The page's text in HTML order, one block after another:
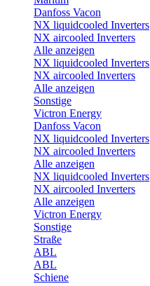
Danfoss Vacon
NX liquidcooled Inverters
NX aircooled Inverters
Alle anzeigen
NX liquidcooled Inverters
NX aircooled Inverters
Alle anzeigen
Sonstige
Victron Energy
Danfoss Vacon
NX liquidcooled Inverters
NX aircooled Inverters
Alle anzeigen
NX liquidcooled Inverters
NX aircooled Inverters
Alle anzeigen
Victron Energy
Sonstige
Straße
ABL
ABL
Schiene